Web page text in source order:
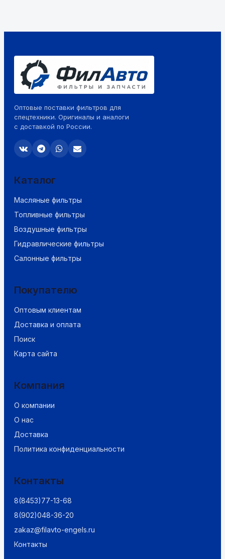
Оптовые поставки фильтров для
спецтехники. Оригиналы и аналоги
с доставкой по России.
Каталог
Масляные фильтры
Топливные фильтры
Воздушные фильтры
Гидравлические фильтры
Салонные фильтры
Покупателю
Оптовым клиентам
Доставка и оплата
Поиск
Карта сайта
Компания
О компании
О нас
Доставка
Политика конфиденциальности
Контакты
8(8453)77-13-68
8(902)048-36-20
zakaz@filavto-engels.ru
Контакты